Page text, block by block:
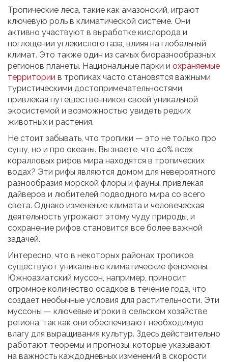
Тропические леса, такие как амазонский, играют
ключевую роль в климатической системе. Они
активно участвуют в выработке кислорода и
поглощении углекислого газа, влияя на глобальный
климат. Это также один из самых биоразнообразных
регионов планеты. Национальные парки и охраняемые
территории в тропиках часто становятся важными
туристическими достопримечательностями,
привлекая путешественников своей уникальной
экосистемой и возможностью увидеть редких
животных и растения.
Не стоит забывать, что тропики — это не только про
сушу, но и про океаны. Вы знаете, что 40% всех
коралловых рифов мира находятся в тропических
водах? Эти рифы являются домом для невероятного
разнообразия морской флоры и фауны, привлекая
дайверов и любителей подводного мира со всего
света. Однако изменение климата и человеческая
деятельность угрожают этому чуду природы, и
сохранение рифов становится все более важной
задачей.
Интересно, что в некоторых районах тропиков
существуют уникальные климатические феномены.
Южноазиатский муссон, например, приносит
огромное количество осадков в течение года, что
создает необычные условия для растительности. Эти
муссоны — ключевые игроки в сельском хозяйстве
региона, так как они обеспечивают необходимую
влагу для выращивания культур. Здесь действительно
работают теоремы и прогнозы, которые указывают
на важность каждодневных изменений в скорости